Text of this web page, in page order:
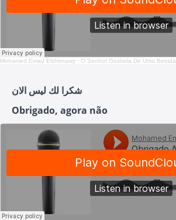
Mohamed Emad Elshenawy · O Senhor Gostaria De Uma Bebida
شكرا لك ليس الان
Obrigado, agora não